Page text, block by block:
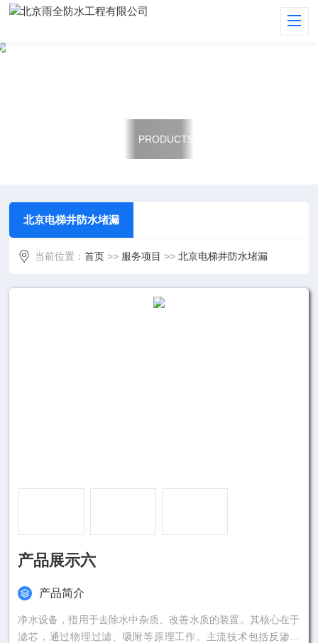
PRODUCTS
北京电梯井防水堵漏
当前位置：首页 >> 服务项目 >>北京电梯井防水堵漏
产品展示六
产品简介
净水设备，指用于去除水中杂质、改善水质的装置。其核心在于
滤芯，通过物理过滤、吸附等原理工作。主流技术包括反渗透